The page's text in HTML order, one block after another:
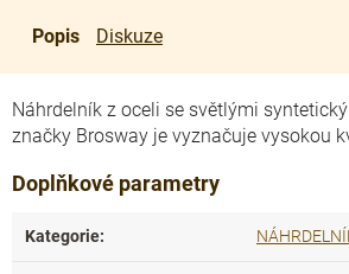
Popis Diskuze
Náhrdelník z oceli se světlými
značky Brosway je vyznačuje vysokou
Doplňkové parametry
Kategorie: